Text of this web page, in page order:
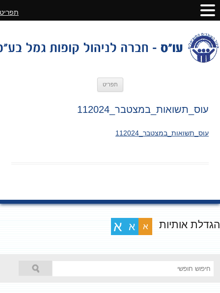
תפריט
עוס_תשואות_במצטבר_112024
עוס_תשואות_במצטבר_112024
אותיות א א א
תפריט